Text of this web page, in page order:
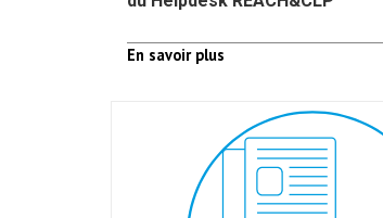
En savoir plus